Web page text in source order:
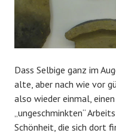
Dass Selbige ganz im
alte, aber nach wie vor
also wieder einmal,
„ungeschminkten“
Schönheit, die sich dort